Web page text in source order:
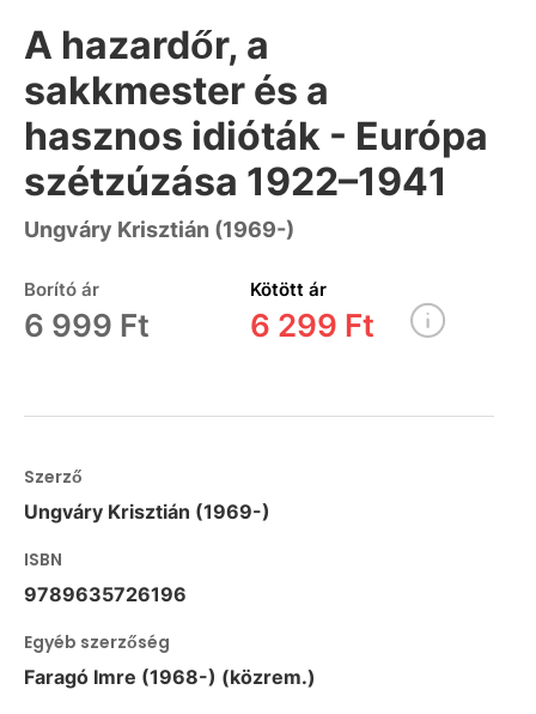
A hazardőr, a
sakkmester és a
hasznos idióták - Európa
szétzúzása 1922–1941
Ungváry Krisztián (1969-)
Borító ár
6 999 Ft
Kötött ár
6 299 Ft
Szerző
Ungváry Krisztián (1969-)
ISBN
9789635726196
Egyéb szerzőség
Faragó Imre (1968-) (közrem.)